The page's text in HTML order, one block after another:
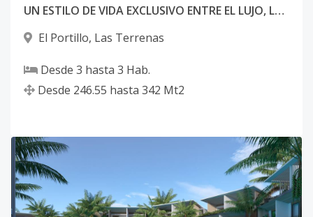
UN ESTILO DE VIDA EXCLUSIVO ENTRE EL LUJO, LA NATURALEZA Y EL CARIBE
El Portillo, Las Terrenas
Desde 3 hasta 3 Hab.
Desde 246.55 hasta 342 Mt2